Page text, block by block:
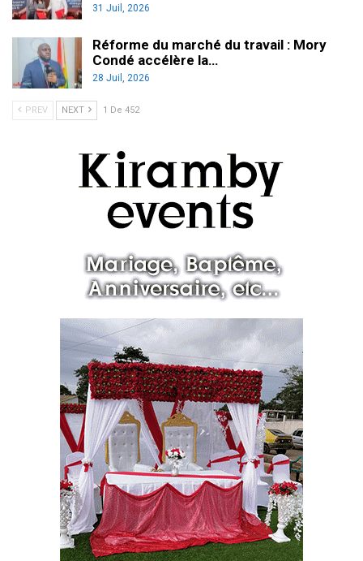
31 Juil, 2026
Réforme du marché du travail : Mory
Condé accélère la…
28 Juil, 2026
PREV NEXT 1 De 452